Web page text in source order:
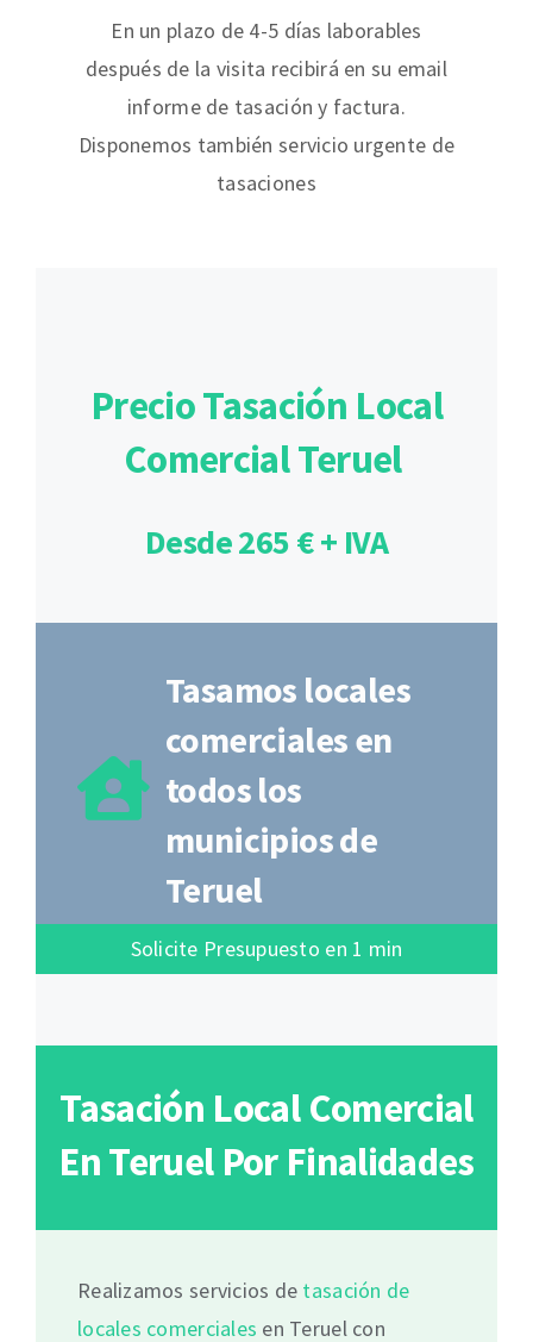
En un plazo de 4-5 días laborables
después de la visita recibirá en su email
informe de tasación y factura.
Disponemos también servicio urgente de
tasaciones
Precio Tasación Local
Comercial Teruel
Desde 265 € + IVA
Tasamos locales
comerciales en
todos los
municipios de
Teruel
Solicite Presupuesto en 1 min
Tasación Local Comercial
En Teruel Por Finalidades
Realizamos servicios de tasación de
locales comerciales en Teruel con